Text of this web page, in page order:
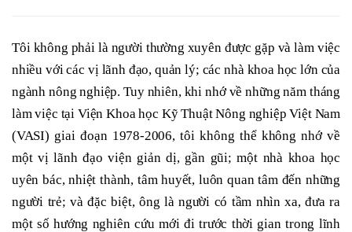
Tôi không phải là người thường xuyên được gặp và làm việc
nhiều với các vị lãnh đạo, quản lý; các nhà khoa học lớn của
ngành nông nghiệp. Tuy nhiên, khi nhớ về những năm tháng
làm việc tại Viện Khoa học Kỹ Thuật Nông nghiệp Việt Nam
(VASI) giai đoạn 1978-2006, tôi không thể không nhớ về
một vị lãnh đạo viện giản dị, gần gũi; một nhà khoa học
uyên bác, nhiệt thành, tâm huyết, luôn quan tâm đến những
người trẻ; và đặc biệt, ông là người có tầm nhìn xa, đưa ra
một số hướng nghiên cứu mới đi trước thời gian trong lĩnh